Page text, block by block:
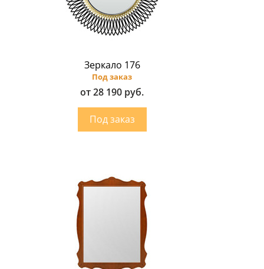
Зеркало 176
Под заказ
от 28 190 руб.